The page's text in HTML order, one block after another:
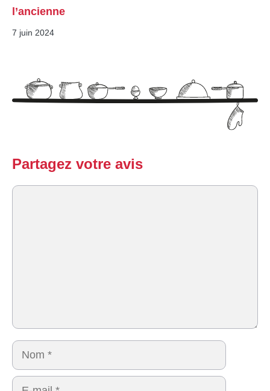
l’ancienne
7 juin 2024
Partagez votre avis
Commentaire
Nom
E-